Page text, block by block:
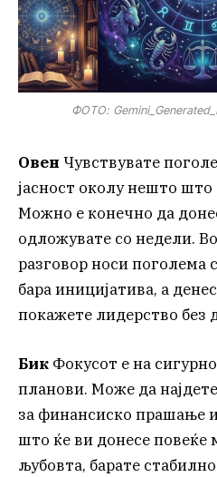
ФОТО:
Овен Чувствувате
јасност околу нешто што
Можно е конечно да
одложувате со недели.
разговор носи поголема
бара иницијатива, а
покажете лидерство без
Бик Фокусот е на
планови. Може да
за финансиско прашање
што ќе ви донесе повеќе
љубовта, барате